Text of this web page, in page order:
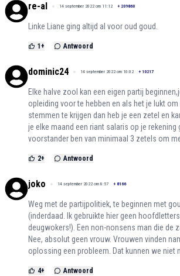
re-al 14 september 2022 om 11:12 + 209860
Linke Liane ging altijd al voor oud goud.
1 + Antwoord
dominic24 14 september 2022 om 10:02 + 10217
Elke halve zool kan een eigen partij
opleiding voor te hebben en als het je lukt
stemmen te krijgen dan heb je een zetel en
je elke maand een riant salaris op je rekening
voorstander ben van minimaal 3 zetels om
2+ Antwoord
joko 14 september 2022 om 8:57 + 8166
Weg met de partijpolitiek, te beginnen met
(inderdaad. Ik gebruikte hier geen
deugwokers!). Een non-nonsens man die de
Nee, absolut geen vrouw. Vrouwen vinden
oplossing een probleem. Dat kunnen we niet
4+ Antwoord